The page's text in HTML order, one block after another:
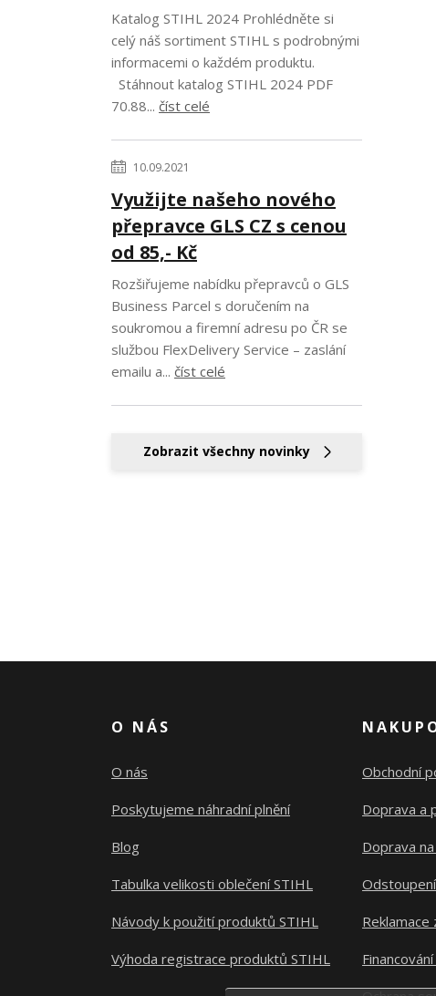
Katalog STIHL 2024 Prohlédněte si
celý náš sortiment STIHL s podrobnými
informacemi o každém produktu.
Stáhnout katalog STIHL 2024 PDF
70.88... číst celé
10.09.2021
Využijte našeho nového
přepravce GLS CZ s cenou
od 85,- Kč
Rozšiřujeme nabídku přepravců o GLS
Business Parcel s doručením na
soukromou a firemní adresu po ČR se
službou FlexDelivery Service – zaslání
emailu a... číst celé
Zobrazit všechny novinky
O NÁS
O nás
Poskytujeme náhradní plnění
Blog
Tabulka velikosti oblečení STIHL
Návody k použití produktů STIHL
Výhoda registrace produktů STIHL
Obchodní
Doprava a
Doprava
Reklamace
Financování